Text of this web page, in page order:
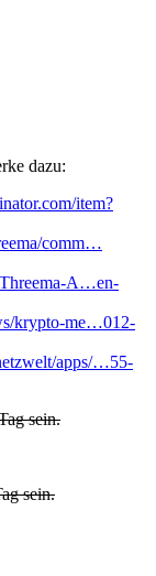
dazu:
item?
comm…
A…en-
krypto-me…012-
apps/…55-
sein.
sein.